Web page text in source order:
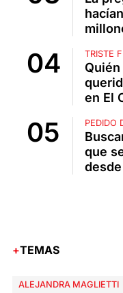
TRISTE
en El
PEDIDO
que
TEMAS
ALEJANDRA MAGLIETTI